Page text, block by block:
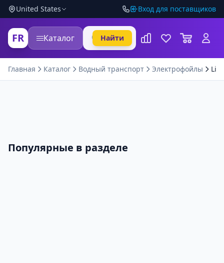
United States Вход для поставщиков
FR Каталог Найти
Главная Каталог Водный транспорт Электрофойлы Lift
Популярные в разделе